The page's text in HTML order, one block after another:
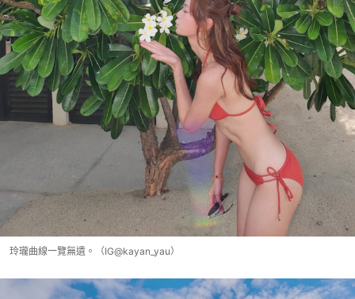
玲瓏曲線一覽無遺。（IG@kayan_yau）